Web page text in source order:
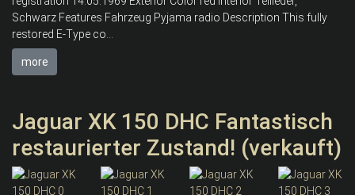
Schwarz Features Fahrzeug Pyjama radio Description This fully
restored E-Type co...
more
Jaguar XK 150 DHC Fantastisch
restaurierter Zustand! (verkauft)